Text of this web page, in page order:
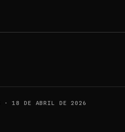
·18 DE ABRIL DE 2026